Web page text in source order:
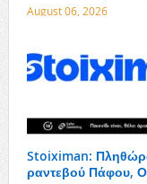
August 06, 2026
Stoiximan:
ραντεβού Πάφου,